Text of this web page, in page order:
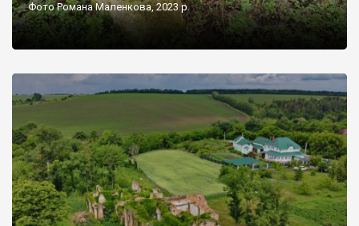
Фото Романа Маленкова, 2023 р.